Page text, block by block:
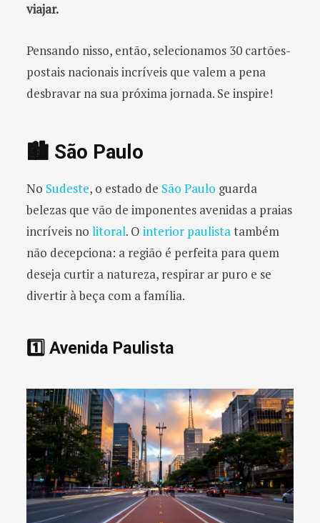
viajar.
Pensando nisso, então, selecionamos 30 cartões-
postais nacionais incríveis que valem a pena
desbravar na sua próxima jornada. Se inspire!
🏙️ São Paulo
No Sudeste, o estado de São Paulo guarda
belezas que vão de imponentes avenidas a praias
incríveis no litoral. O interior paulistatambém
não decepciona: a região é perfeita para quem
deseja curtir a natureza, respirar ar puro e se
divertir à beça com a família.
1️⃣ Avenida Paulista